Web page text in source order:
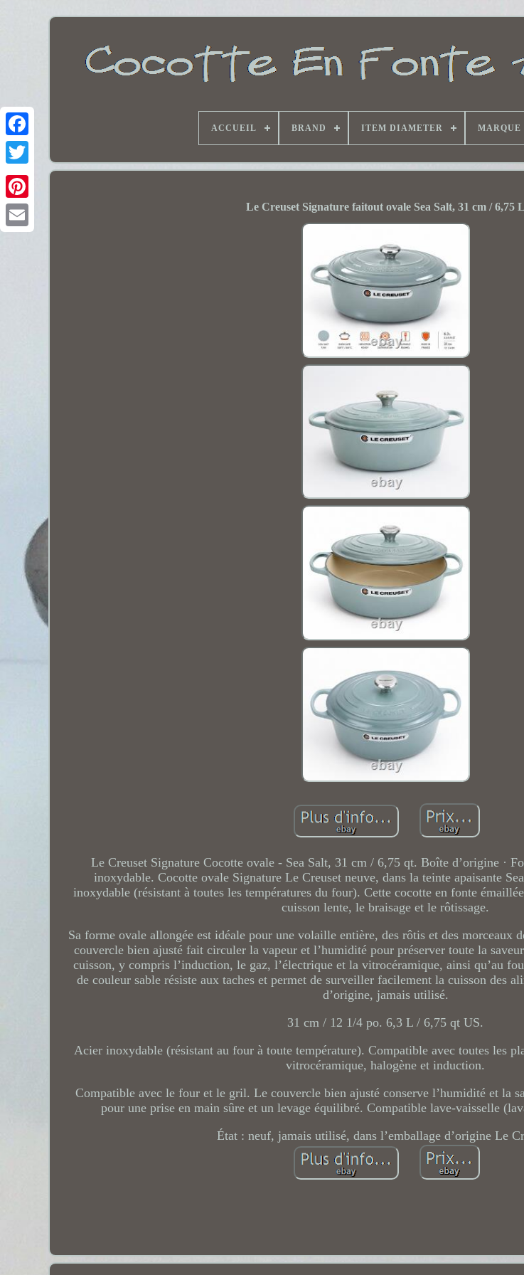
ACCUEIL BRAND ITEM DIAMETER MARQUE
Le Creuset Signature faitout ovale Sea Salt, 31 cm / 6,75 L
Le Creuset Signature Cocotte ovale - Sea Salt, 31 cm / 6,75 qt. Boîte d’origine ·
inoxydable. Cocotte ovale Signature Le Creuset neuve, dans la teinte apaisante
inoxydable (résistant à toutes les températures du four). Cette cocotte en fonte
cuisson lente, le braisage et le rôtissage.
Sa forme ovale allongée est idéale pour une volaille entière, des rôtis et des morceaux
couvercle bien ajusté fait circuler la vapeur et l’humidité pour préserver toute la
cuisson, y compris l’induction, le gaz, l’électrique et la vitrocéramique, ainsi qu’au
de couleur sable résiste aux taches et permet de surveiller facilement la cuisson des
d’origine, jamais utilisé.
31 cm / 12 1/4 po. 6,3 L / 6,75 qt US.
Acier inoxydable (résistant au four à toute température). Compatible avec toutes les
vitrocéramique, halogène et induction.
Compatible avec le four et le gril. Le couvercle bien ajusté conserve l’humidité et la
pour une prise en main sûre et un levage équilibré. Compatible lave-vaisselle
État : neuf, jamais utilisé, dans l’emballage d’origine Le